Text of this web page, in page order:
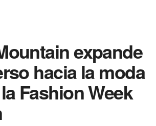
expande
hacia la moda
Fashion Week